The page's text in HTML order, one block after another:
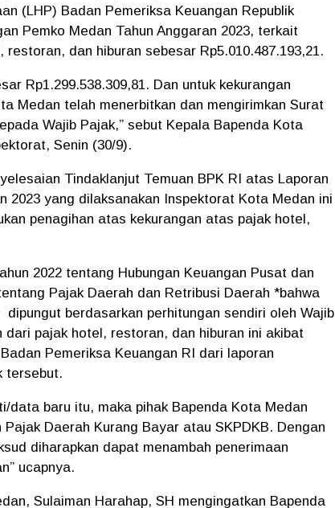
(LHP) Badan Pemeriksa Keuangan Republik
Pemko Medan Tahun Anggaran 2023, terkait
dan hiburan sebesar Rp5.010.487.193,21.
Rp1.299.538.309,81. Dan untuk kekurangan
Medan telah menerbitkan dan mengirimkan Surat
Wajib Pajak,” sebut Kepala Bapenda Kota
Senin (30/9).
Tindaklanjut Temuan BPK RI atas Laporan
2023 yang dilaksanakan Inspektorat Kota Medan ini
penagihan atas kekurangan atas pajak hotel,
2022 tentang Hubungan Keuangan Pusat dan
Pajak Daerah dan Retribusi Daerah *bahwa
berdasarkan perhitungan sendiri oleh Wajib
pajak hotel, restoran, dan hiburan ini akibat
Pemeriksa Keuangan RI dari laporan
tersebut.
data baru itu, maka pihak Bapenda Kota Medan
Daerah Kurang Bayar atau SKPDKB. Dengan
diharapkan dapat menambah penerimaan
ucapnya.
Sulaiman Harahap, SH mengingatkan Bapenda